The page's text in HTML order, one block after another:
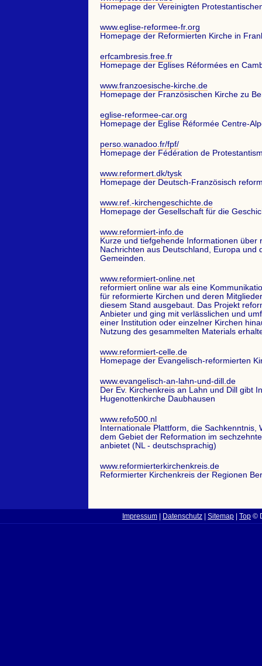
Homepage der Vereinigten
www.eglise-reformee-fr.org
Homepage der Reformierten Kirche in
erfcambresis.free.fr
Homepage der Eglises Réformées en
www.franzoesische-kirche.de
Homepage der Französischen Kirche zu
eglise-reformee-car.org
Homepage der Eglise Réformée Centre-
perso.wanadoo.fr/fpf/
Homepage der Fédération de
www.reformert.dk/tysk
Homepage der Deutsch-Französisch
www.ref.-kirchengeschichte.de
Homepage der Gesellschaft für die
www.reformiert-info.de
Kurze und tiefgehende Informationen
Nachrichten aus Deutschland, Europa
Gemeinden.
www.reformiert-online.net
reformiert online war als eine
für reformierte Kirchen und deren
diesem Stand ausgebaut. Das Projekt
Anbieter und ging mit verlässlichen und
einer Institution oder einzelner Kirchen
Nutzung des gesammelten Materials
www.reformiert-celle.de
Homepage der Evangelisch-reformierten
www.evangelisch-an-lahn-und-dill.de
Der Ev. Kirchenkreis an Lahn und Dill gibt
Hugenottenkirche Daubhausen
www.refo500.nl
Internationale Plattform, die
dem Gebiet der Reformation im
anbietet (NL - deutschsprachig)
www.reformierterkirchenkreis.de
Reformierter Kirchenkreis der Regionen
Impressum Datenschutz Sitemap Top ©